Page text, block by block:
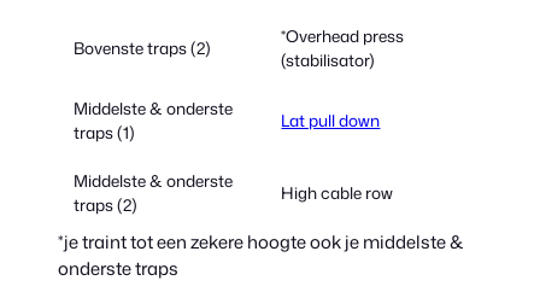
Bovenste traps (2)
*Overhead press
(stabilisator)
Middelste & onderste
traps (1)
Lat pull down
Middelste & onderste
traps (2)
High cable row
*je traint tot een zekere hoogte ook je middelste &
onderste traps